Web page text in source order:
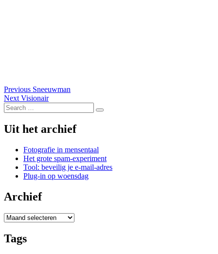
Post
navigation
Previous Previous
post:
Sneeuwman
Next Next
post:
Visionair
Search
for:
Search
Uit het archief
Fotografie in mensentaal
Het grote spam-experiment
Tool: beveilig je e-mail-adres
Plug-in op woensdag
Archief
Archief
Tags